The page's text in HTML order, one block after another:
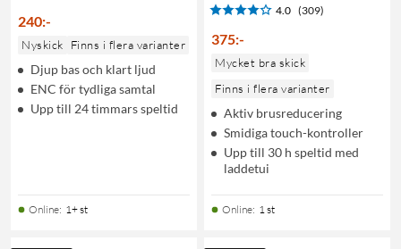
240:-
Nyskick Finns i flera varianter
Djup bas och klart ljud
ENC för tydliga samtal
Upp till 24 timmars speltid
Online: 1+ st
4.0 (309)
375:-
Mycket bra skick
Finns i flera varianter
Aktiv brusreducering
Smidiga touch-kontroller
Upp till 30 h speltid med
laddetui
Online: 1 st